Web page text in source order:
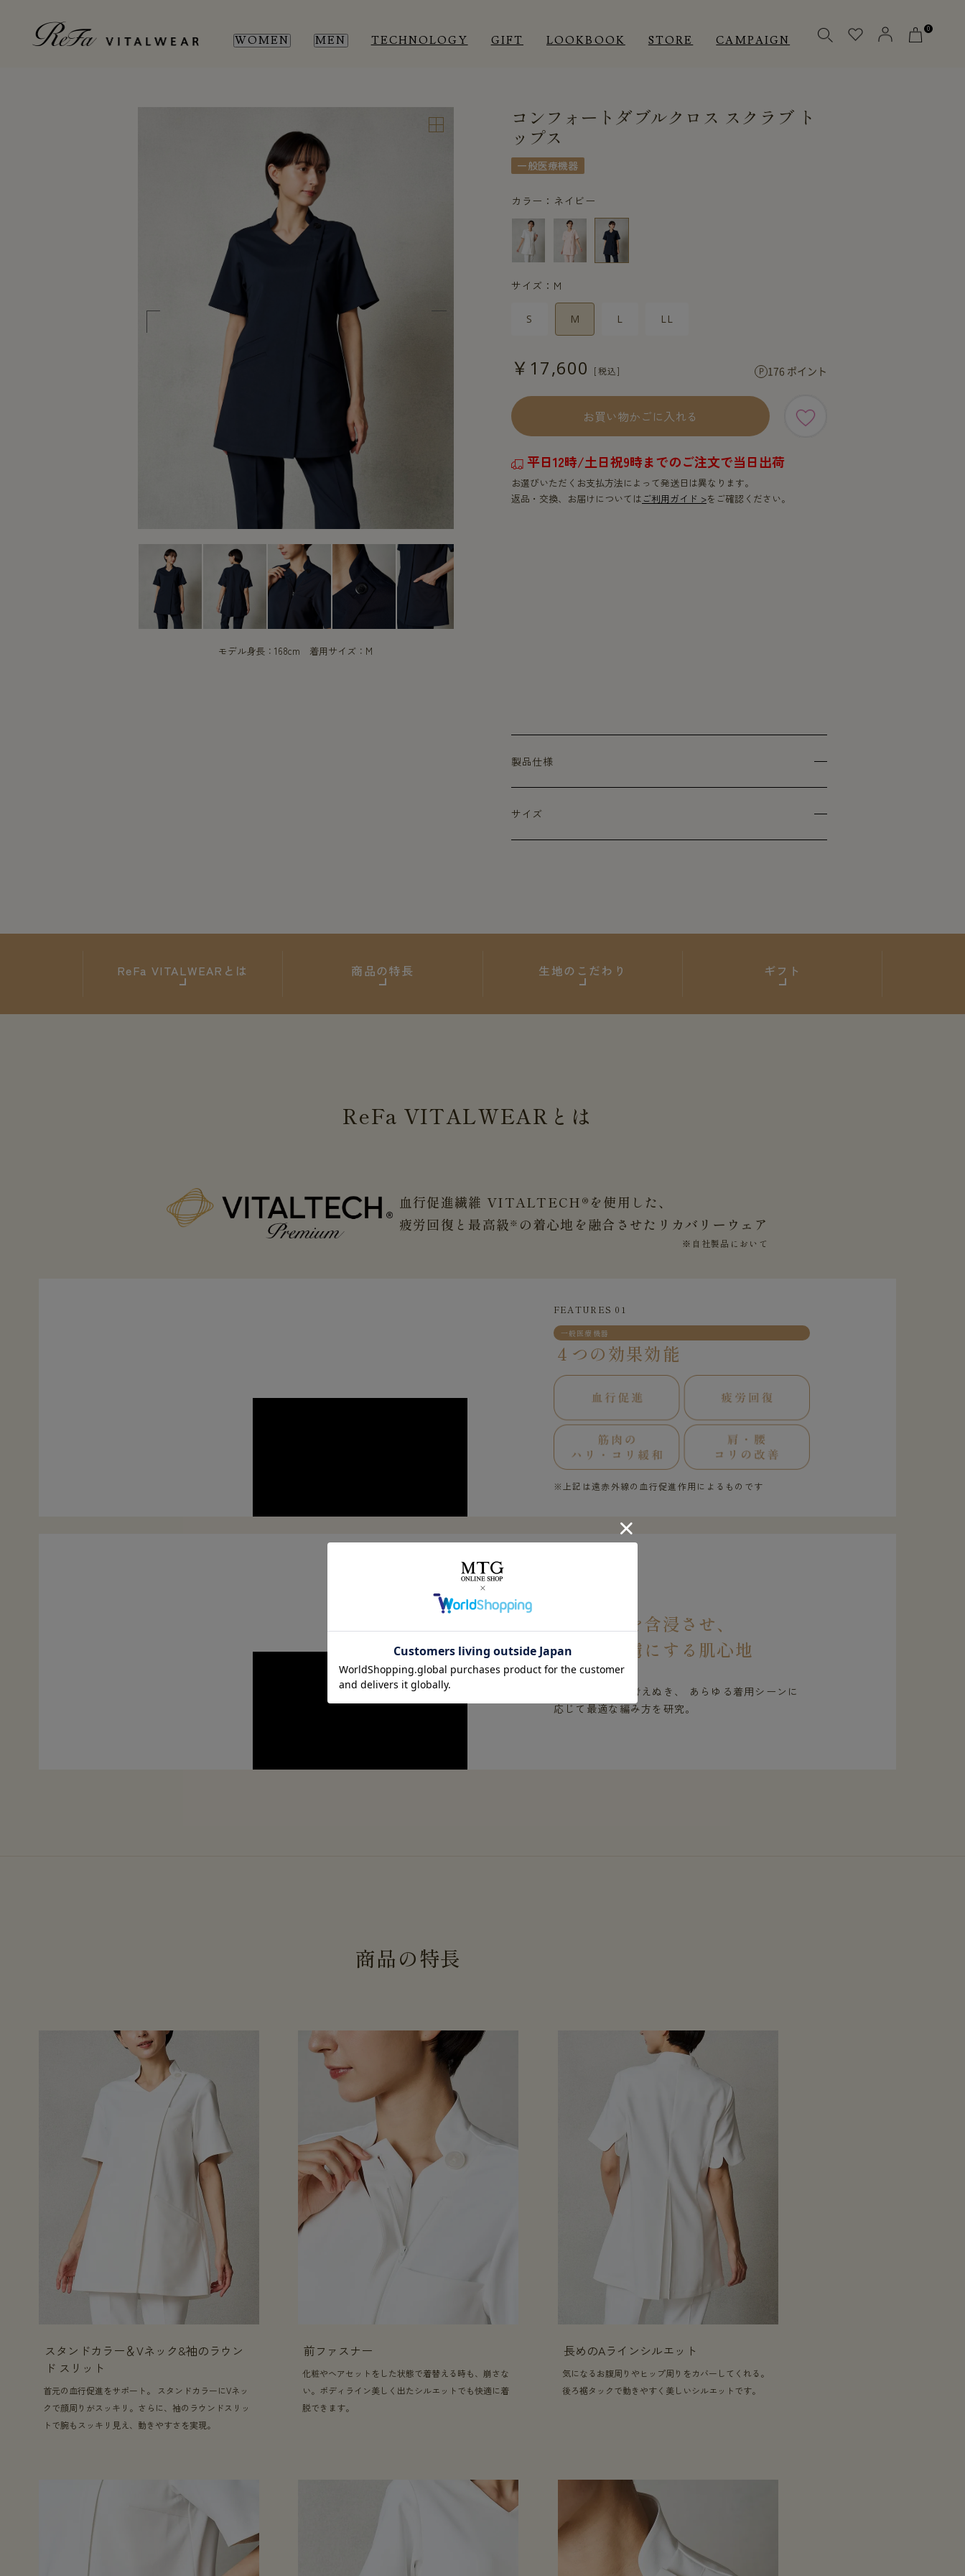
WOMEN MEN TECHNOLOGY GIFT LOOKBOOK STORE CAMPAIGN
0
ROOM WEAR INNER OTHERS
ROOM WEAR OTHERS
モデル身長：168cm 着用サイズ：M
コンフォートダブルクロス スクラブ ト
ップス
一般医療機器
カラー：ネイビー
サイズ：M
S M L LL
￥17,600 176 ポイント
お買い物かごに入れる
平日12時/土日祝9時までのご注文で当日出荷
お選びいただくお支払方法によって発送日は異なります。
返品・交換、お届けについてはご利用ガイド >をご確認ください。
製品仕様
サイズ
ReFa VITALWEARとは 商品の特長 生地のこだわり ギフト
ReFa VITALWEAR とは
血行促進繊維 VITALTECH®を使用した、
疲労回復と最高級※ の着心地を融合させた リカバリーウェア
※自社製品において
FEATURES 01
一般医療機器
４つの効果効能
※上記は遠赤外線の血行促進作用によるものです
椿オイルを含浸させ、
着た人を虜にする肌心地
肌への接し方を考えぬき、 あらゆる着用シーンに
応じて最適な編み方を研究。
商品の特長
スタンドカラー＆Vネック&袖のラウン
ド スリット
首元の血行促進をサポート。 スタンドカラーにVネッ
クで顔周りがスッキリ。さらに、袖のラウンドスリッ
トで腕もスッキリ見え、動きやすさを実現。
前ファスナー
化粧やヘアセットをした状態で着替える時も、崩さな
い。ボディライン美しく出たシルエットでも快適に着
脱できます。
長めのAラインシルエット
気になるお腹周りやヒップ周りをカバーしてくれる。
後ろ裾タックで動きやすく美しいシルエットです。